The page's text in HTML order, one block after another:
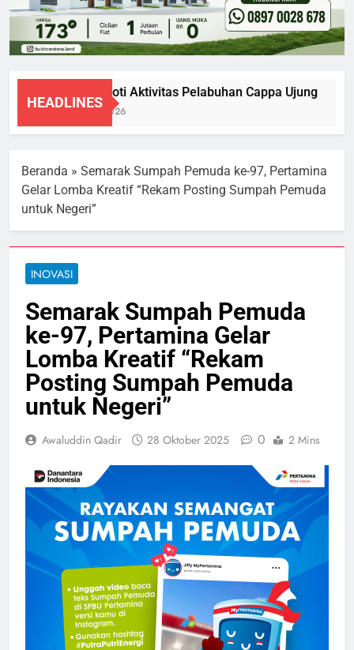
HEADLINES
DPRD Soroti Aktivitas Pelabuhan Cappa Ujung
7 Agustus 2026
Beranda » Semarak Sumpah Pemuda ke-97, Pertamina
Gelar Lomba Kreatif “Rekam Posting Sumpah Pemuda
untuk Negeri”
INOVASI
Semarak Sumpah Pemuda
ke-97, Pertamina Gelar
Lomba Kreatif “Rekam
Posting Sumpah Pemuda
untuk Negeri”
Awaluddin Qadir 28 Oktober 2025 0 2 Mins